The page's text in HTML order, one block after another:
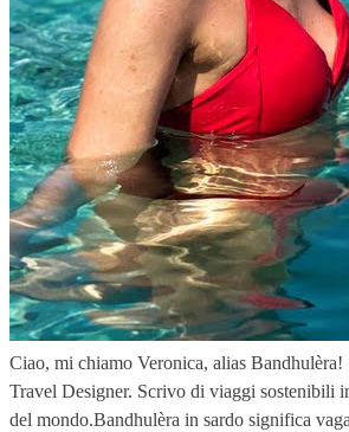
Ciao, mi chiamo Veronica, alias
Travel Designer. Scrivo di viaggi sostenibili
del mondo.Bandhulèra in sardo significa